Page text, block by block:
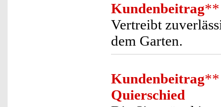
Kundenbeitrag**
Vertreibt
dem Garten.
Kundenbeitrag**
Quierschied